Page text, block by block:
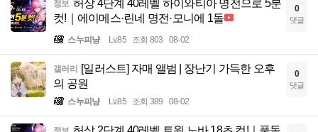
정보 허상 4단계 40레벨 하이와티아 명전으로 5분
컷!｜에이메스·린네 명전·모니에 1돌
스누피냥 Lv.85 조회 803 08-02
0
댓글
갤러리 [일러스트] 자매 앨범 | 장난기 가득한 오후
의 공원
스누피냥 Lv.85 조회 389 08-02
0
댓글